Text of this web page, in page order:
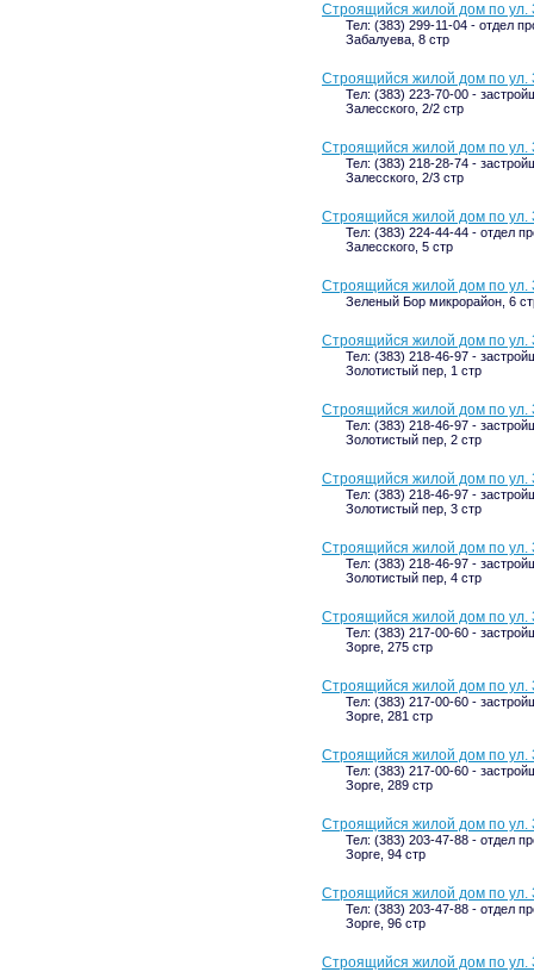
Строящийся жилой дом по ул.
Тел: (383) 299-11-04 - отдел
Забалуева, 8 стр
Строящийся жилой дом по ул.
Тел: (383) 223-70-00 -
Залесского, 2/2 стр
Строящийся жилой дом по ул.
Тел: (383) 218-28-74 -
Залесского, 2/3 стр
Строящийся жилой дом по ул.
Тел: (383) 224-44-44 - отдел
Залесского, 5 стр
Строящийся жилой дом по ул.
Зеленый Бор микрорайон, 6
Строящийся жилой дом по ул.
Тел: (383) 218-46-97 -
Золотистый пер, 1 стр
Строящийся жилой дом по ул.
Тел: (383) 218-46-97 -
Золотистый пер, 2 стр
Строящийся жилой дом по ул.
Тел: (383) 218-46-97 -
Золотистый пер, 3 стр
Строящийся жилой дом по ул.
Тел: (383) 218-46-97 -
Золотистый пер, 4 стр
Строящийся жилой дом по ул.
Тел: (383) 217-00-60 -
Зорге, 275 стр
Строящийся жилой дом по ул.
Тел: (383) 217-00-60 -
Зорге, 281 стр
Строящийся жилой дом по ул.
Тел: (383) 217-00-60 -
Зорге, 289 стр
Строящийся жилой дом по ул.
Тел: (383) 203-47-88 - отдел
Зорге, 94 стр
Строящийся жилой дом по ул.
Тел: (383) 203-47-88 - отдел
Зорге, 96 стр
Строящийся жилой дом по ул.